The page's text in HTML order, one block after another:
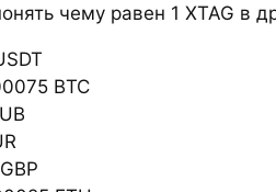
чему равен 1 XTAG в
BTC